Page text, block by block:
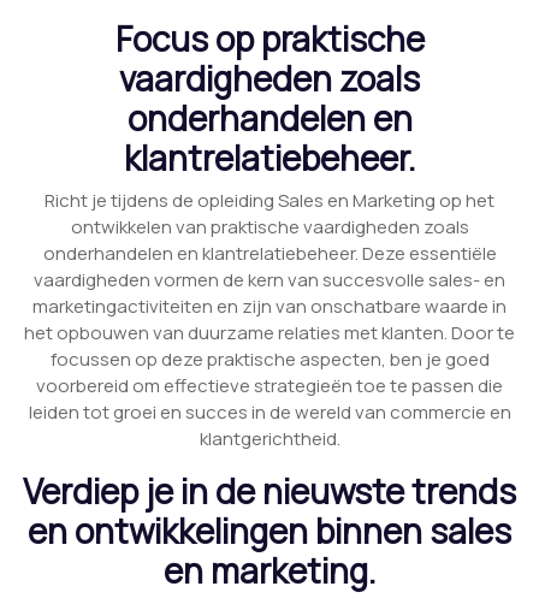
Focus op praktische
vaardigheden zoals
onderhandelen en
klantrelatiebeheer.
Richt je tijdens de opleiding Sales en Marketing op het
ontwikkelen van praktische vaardigheden zoals
onderhandelen en klantrelatiebeheer. Deze essentiële
vaardigheden vormen de kern van succesvolle sales- en
marketingactiviteiten en zijn van onschatbare waarde in
het opbouwen van duurzame relaties met klanten. Door te
focussen op deze praktische aspecten, ben je goed
voorbereid om effectieve strategieën toe te passen die
leiden tot groei en succes in de wereld van commercie en
klantgerichtheid.
Verdiep je in de nieuwste trends
en ontwikkelingen binnen sales
en marketing.